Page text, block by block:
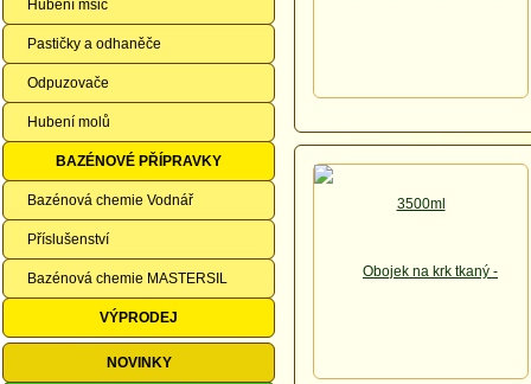
Hubení mšic
Pastičky a odhaněče
Odpuzovače
Hubení molů
BAZÉNOVÉ PŘÍPRAVKY
Bazénová chemie Vodnář
Příslušenství
Bazénová chemie MASTERSIL
VÝPRODEJ
NOVINKY